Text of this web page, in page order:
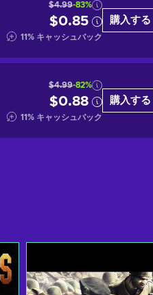
$4.99-83%
$0.85
11% キャッシュバック
購入する
$4.99-82%
$0.88
11% キャッシュバック
購入する